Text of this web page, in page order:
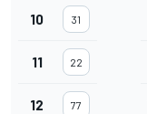
10 31
11 22
12 77